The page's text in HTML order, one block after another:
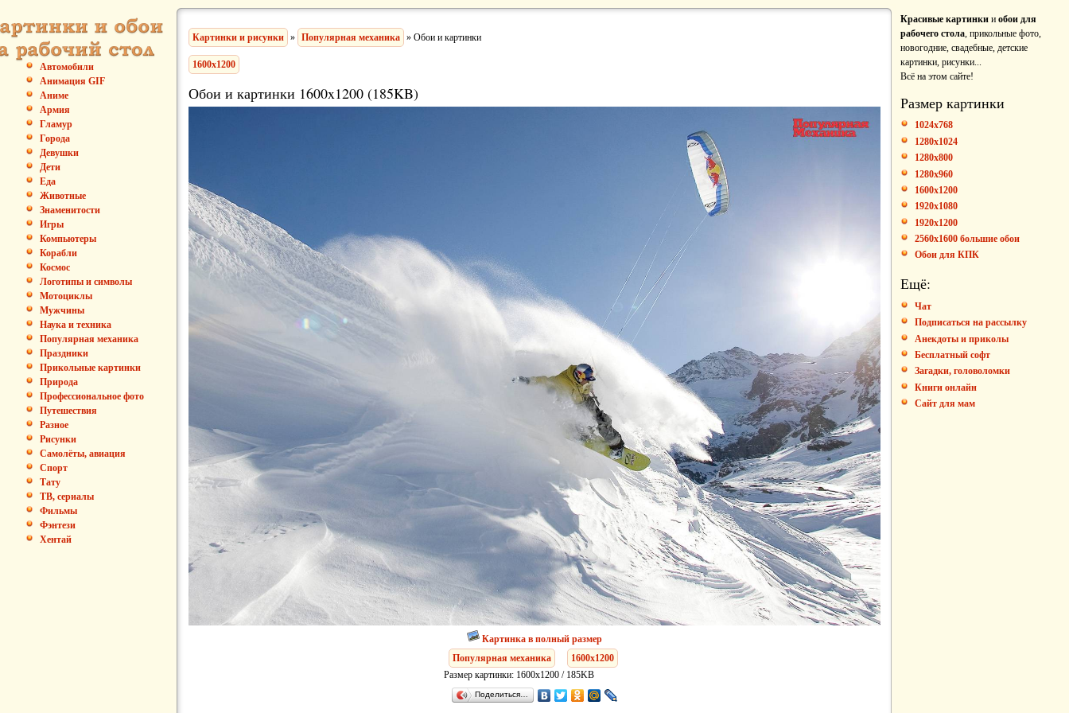
Автомобили
Анимация GIF
Аниме
Армия
Гламур
Города
Девушки
Дети
Еда
Животные
Знаменитости
Игры
Компьютеры
Корабли
Космос
Логотипы и символы
Мотоциклы
Мужчины
Наука и техника
Популярная механика
Праздники
Прикольные картинки
Природа
Профессиональное фото
Путешествия
Разное
Рисунки
Самолёты, авиация
Спорт
Тату
ТВ, сериалы
Фильмы
Фэнтези
Хентай
Картинки и рисунки » Популярная механика » Обои и картинки
1600x1200
Обои и картинки 1600x1200 (185KB)
Картинка в полный размер
Популярная механика
1600x1200
Размер картинки: 1600x1200 / 185KB
Поделиться…
Красивые картинки и обои для
рабочего стола, прикольные фото,
новогодние, свадебные, детские
картинки, рисунки...
Всё на этом сайте!
Размер картинки
1024x768
1280x1024
1280x800
1280x960
1600x1200
1920x1080
1920x1200
2560x1600 большие обои
Обои для КПК
Ещё:
Чат
Подписаться на рассылку
Анекдоты и приколы
Бесплатный софт
Загадки, головоломки
Книги онлайн
Сайт для мам